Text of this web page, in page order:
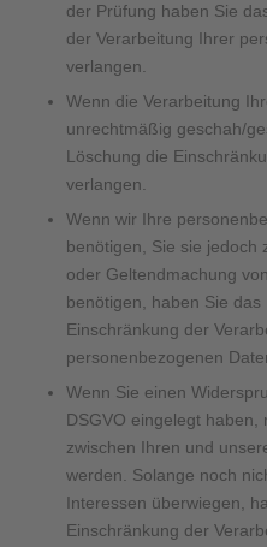
der Prüfung haben Sie
der Verarbeitung Ihrer
verlangen.
Wenn die Verarbeitung
unrechtmäßig geschah/
Löschung die
verlangen.
Wenn wir Ihre
benötigen, Sie sie jedoch
oder Geltendmachung
benötigen, haben Sie
Einschränkung der
personenbezogenen
Wenn Sie einen
DSGVO eingelegt haben,
zwischen Ihren und
werden. Solange noch
Interessen überwiegen,
Einschränkung der